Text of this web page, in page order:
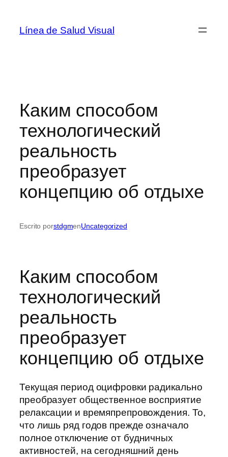
contenido
Línea de Salud Visual
Каким способом
технологический
реальность
преобразует
концепцию об отдыхе
Escrito porstdgmenUncategorized
Каким способом
технологический
реальность
преобразует
концепцию об отдыхе
Текущая период оцифровки радикально
преобразует общественное восприятие
релаксации и времяпрепровождения. То,
что лишь ряд годов прежде означало
полное отключение от будничных
активностей, на сегодняшний день